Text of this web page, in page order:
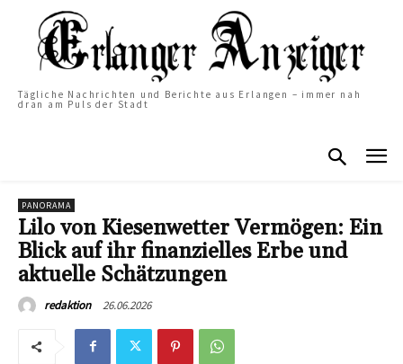
Tägliche Nachrichten und Berichte aus Erlangen – immer nah
dran am Puls der Stadt
PANORAMA
Lilo von Kiesenwetter Vermögen: Ein
Blick auf ihr finanzielles Erbe und
aktuelle Schätzungen
redaktion 26.06.2026